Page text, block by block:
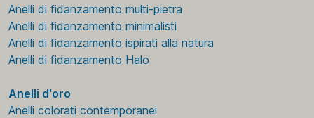
Anelli di fidanzamento multi-pietra
Anelli di fidanzamento minimalisti
Anelli di fidanzamento ispirati alla natura
Anelli di fidanzamento Halo
Anelli d'oro
Anelli colorati contemporanei